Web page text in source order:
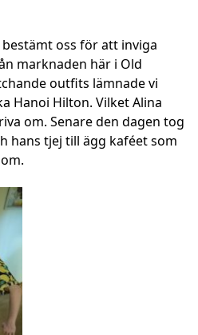
bestämt oss för att inviga
marknaden här i Old
outfits lämnade vi
Hanoi Hilton. Vilket Alina
om. Senare den dagen tog
hans tjej till ägg kaféet som